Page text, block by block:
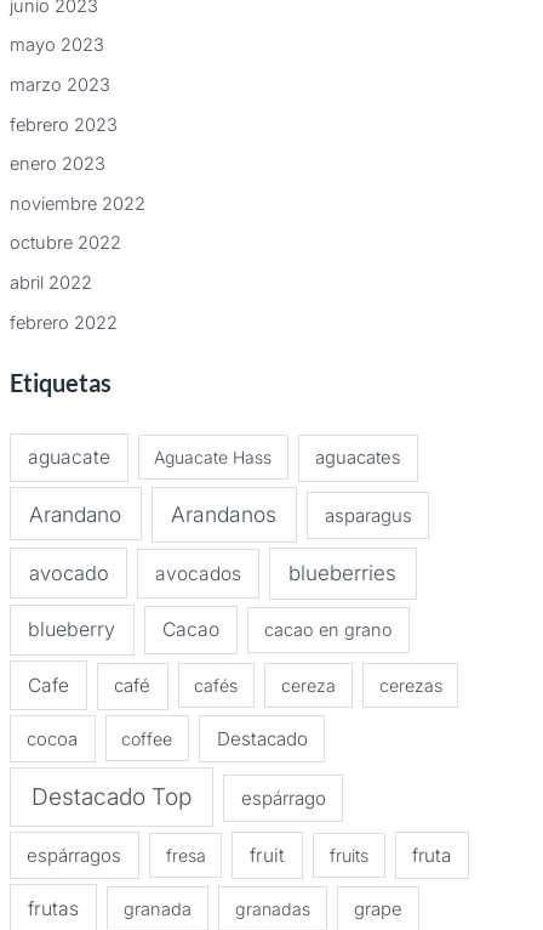
junio 2023
mayo 2023
marzo 2023
febrero 2023
enero 2023
noviembre 2022
octubre 2022
abril 2022
febrero 2022
Etiquetas
aguacate Aguacate Hass aguacates
Arandano Arandanos asparagus
avocado avocados blueberries
blueberry Cacao cacao en grano
Cafe café cafés cereza cerezas
cocoa coffee Destacado
Destacado Top espárrago
espárragos fresa fruit fruits fruta
frutas granada granadas grape